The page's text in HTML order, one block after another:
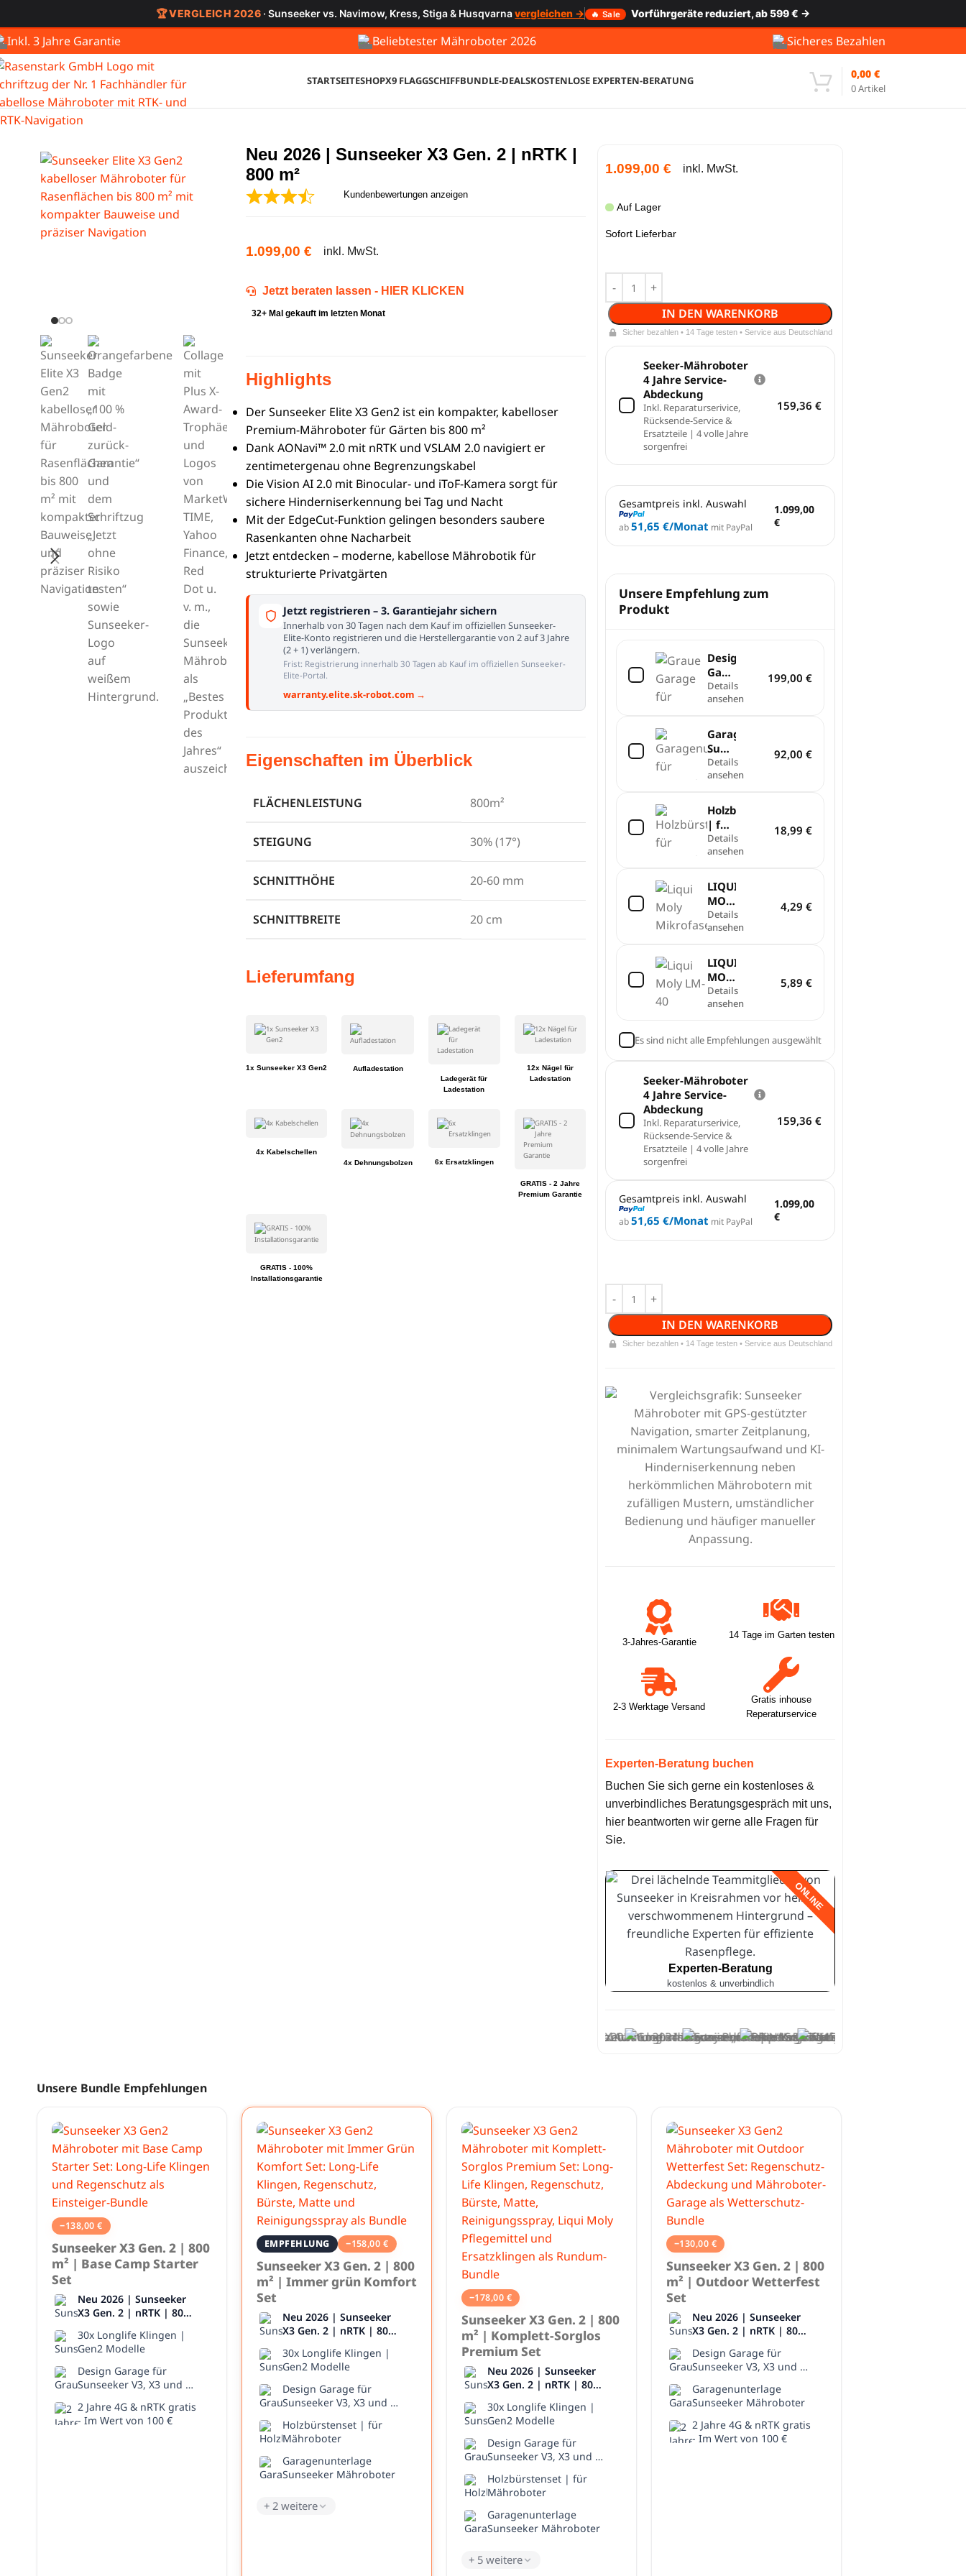
🏆 VERGLEICH 2026 · Sunseeker vs. Navimow, Kress, Stiga & Husqvarnavergleichen → 🔥 Sale Vorführgeräte reduziert, ab 599 € →
Inkl. 3 Jahre Garantie Beliebtester Mähroboter 2026 Sicheres Bezahlen
STARTSEITESHOPX9 FLAGGSCHIFFBUNDLE-DEALSKOSTENLOSE EXPERTEN-BERATUNG
0Artikel
0,00 €
Neu 2026 | Sunseeker X3 Gen. 2 | nRTK |
800 m²
Kundenbewertungen anzeigen
1.099,00 € inkl. MwSt.
Jetzt beraten lassen - HIER KLICKEN
32+ Mal gekauft im letzten Monat
Highlights
Der Sunseeker Elite X3 Gen2 ist ein kompakter, kabelloser
Premium-Mähroboter für Gärten bis 800 m²
Dank AONavi™ 2.0 mit nRTK und VSLAM 2.0 navigiert er
zentimetergenau ohne Begrenzungskabel
Die Vision AI 2.0 mit Binocular- und iToF-Kamera sorgt für
sichere Hinderniserkennung bei Tag und Nacht
Mit der EdgeCut-Funktion gelingen besonders saubere
Rasenkanten ohne Nacharbeit
Jetzt entdecken – moderne, kabellose Mährobotik für
strukturierte Privatgärten
Jetzt registrieren – 3. Garantiejahr sichern
Innerhalb von 30 Tagen nach dem Kauf im offiziellen Sunseeker-
Elite-Konto registrieren und die Herstellergarantie von 2 auf 3 Jahre
(2 + 1) verlängern.
Frist: Registrierung innerhalb 30 Tagen ab Kauf im offiziellen Sunseeker-
Elite-Portal.
warranty.elite.sk-robot.com →
Eigenschaften im Überblick
FLÄCHENLEISTUNG 800m²
STEIGUNG 30% (17°)
SCHNITTHÖHE 20-60 mm
SCHNITTBREITE 20 cm
Lieferumfang
1x Sunseeker X3 Gen2
Aufladestation
Ladegerät für
Ladestation
12x Nägel für
Ladestation
4x Kabelschellen
4x Dehnungsbolzen
6x Ersatzklingen
GRATIS - 2 Jahre
Premium Garantie
GRATIS - 100%
Installationsgarantie
1.099,00€ inkl. MwSt.
Auf Lager
Sofort Lieferbar
Gesamtpreis inkl. Auswahl
ab51,65 €/Monat mit PayPal
1.099,00
€
Seeker-Mähroboter
4 Jahre Service-
Abdeckung
Inkl. Reparaturserivice,
Rücksende-Service &
Ersatzteile | 4 volle Jahre
sorgenfrei
159,36€
IN DEN WARENKORB
Sicher bezahlen • 14 Tage testen • Service aus Deutschland
Unsere Empfehlung zum
Produkt
Design
Garage
für
Sunseeker
X3
und
X3
Plus
Details
ansehen
199,00€
Garagenunterlage
Sunseeker
Mähroboter
Details
ansehen
92,00€
Holzbürstenset
| für
Mähroboter
Details
ansehen
18,99€
LIQUI
MOLLY
|
Microfasertuch
Details
ansehen
4,29€
LIQUI
MOLY
| LM
40
funk­
ti­
ons­
spray
|
Details
ansehen
5,89€
Es sind nicht alle Empfehlungen ausgewählt
Seeker-Mähroboter
4 Jahre Service-
Abdeckung
Inkl. Reparaturserivice,
Rücksende-Service &
Ersatzteile | 4 volle Jahre
sorgenfrei
159,36€
Gesamtpreis inkl. Auswahl
ab51,65 €/Monat mit PayPal
1.099,00
€
IN DEN WARENKORB
Sicher bezahlen • 14 Tage testen • Service aus Deutschland
3-Jahres-Garantie
2-3 Werktage Versand
14 Tage im Garten testen
Gratis inhouse
Reperaturservice
Experten-Beratung buchen
Buchen Sie sich gerne ein kostenloses &
unverbindliches Beratungsgespräch mit uns,
hier beantworten wir gerne alle Fragen für
Sie.
Experten-Beratung
kostenlos & unverbindlich
ONLINE
Unsere Bundle Empfehlungen
−138,00€
Sunseeker X3 Gen. 2 | 800
m² | Base Camp Starter
Set
Neu 2026 | Sunseeker
X3 Gen. 2 | nRTK | 800
30x Longlife Klingen |
Gen2 Modelle
Design Garage für
Sunseeker V3, X3 und X3
2 Jahre 4G & nRTK gratis
- Im Wert von 100 €
EMPFEHLUNG −158,00 €
Sunseeker X3 Gen. 2 | 800
m² | Immer grün Komfort
Set
Neu 2026 | Sunseeker
X3 Gen. 2 | nRTK | 800
30x Longlife Klingen |
Gen2 Modelle
Design Garage für
Sunseeker V3, X3 und X3
Holzbürstenset | für
Mähroboter
Garagenunterlage
Sunseeker Mähroboter
+ 2 weitere
−178,00 €
Sunseeker X3 Gen. 2 | 800
m² | Komplett-Sorglos
Premium Set
Neu 2026 | Sunseeker
X3 Gen. 2 | nRTK | 800
30x Longlife Klingen |
Gen2 Modelle
Design Garage für
Sunseeker V3, X3 und X3
Holzbürstenset | für
Mähroboter
Garagenunterlage
Sunseeker Mähroboter
+ 5 weitere
−130,00 €
Sunseeker X3 Gen. 2 | 800
m² | Outdoor Wetterfest
Set
Neu 2026 | Sunseeker
X3 Gen. 2 | nRTK | 800
Design Garage für
Sunseeker V3, X3 und X3
Garagenunterlage
Sunseeker Mähroboter
2 Jahre 4G & nRTK gratis
- Im Wert von 100 €